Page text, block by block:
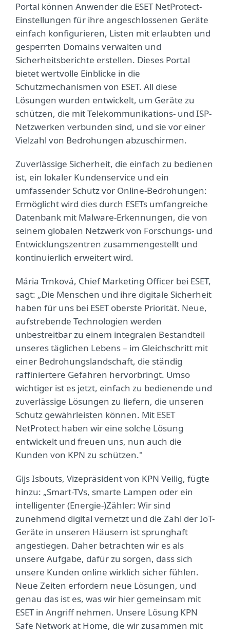
Portal können Anwender die ESET NetProtect-
Einstellungen für ihre angeschlossenen Geräte
einfach konfigurieren, Listen mit erlaubten und
gesperrten Domains verwalten und
Sicherheitsberichte erstellen. Dieses Portal
bietet wertvolle Einblicke in die
Schutzmechanismen von ESET. All diese
Lösungen wurden entwickelt, um Geräte zu
schützen, die mit Telekommunikations- und ISP-
Netzwerken verbunden sind, und sie vor einer
Vielzahl von Bedrohungen abzuschirmen.
Zuverlässige Sicherheit, die einfach zu bedienen
ist, ein lokaler Kundenservice und ein
umfassender Schutz vor Online-Bedrohungen:
Ermöglicht wird dies durch ESETs umfangreiche
Datenbank mit Malware-Erkennungen, die von
seinem globalen Netzwerk von Forschungs- und
Entwicklungszentren zusammengestellt und
kontinuierlich erweitert wird.
Mária Trnková, Chief Marketing Officer bei ESET,
sagt: „Die Menschen und ihre digitale Sicherheit
haben für uns bei ESET oberste Priorität. Neue,
aufstrebende Technologien werden
unbestreitbar zu einem integralen Bestandteil
unseres täglichen Lebens – im Gleichschritt mit
einer Bedrohungslandschaft, die ständig
raffiniertere Gefahren hervorbringt. Umso
wichtiger ist es jetzt, einfach zu bedienende und
zuverlässige Lösungen zu liefern, die unseren
Schutz gewährleisten können. Mit ESET
NetProtect haben wir eine solche Lösung
entwickelt und freuen uns, nun auch die
Kunden von KPN zu schützen."
Gijs Isbouts, Vizepräsident von KPN Veilig, fügte
hinzu: „Smart-TVs, smarte Lampen oder ein
intelligenter (Energie-)Zähler: Wir sind
zunehmend digital vernetzt und die Zahl der IoT-
Geräte in unseren Häusern ist sprunghaft
angestiegen. Daher betrachten wir es als
unsere Aufgabe, dafür zu sorgen, dass sich
unsere Kunden online wirklich sicher fühlen.
Neue Zeiten erfordern neue Lösungen, und
genau das ist es, was wir hier gemeinsam mit
ESET in Angriff nehmen. Unsere Lösung KPN
Safe Network at Home, die wir zusammen mit